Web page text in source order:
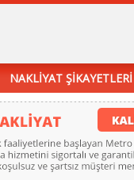
NAKLİYAT ŞİKAYETLERİ